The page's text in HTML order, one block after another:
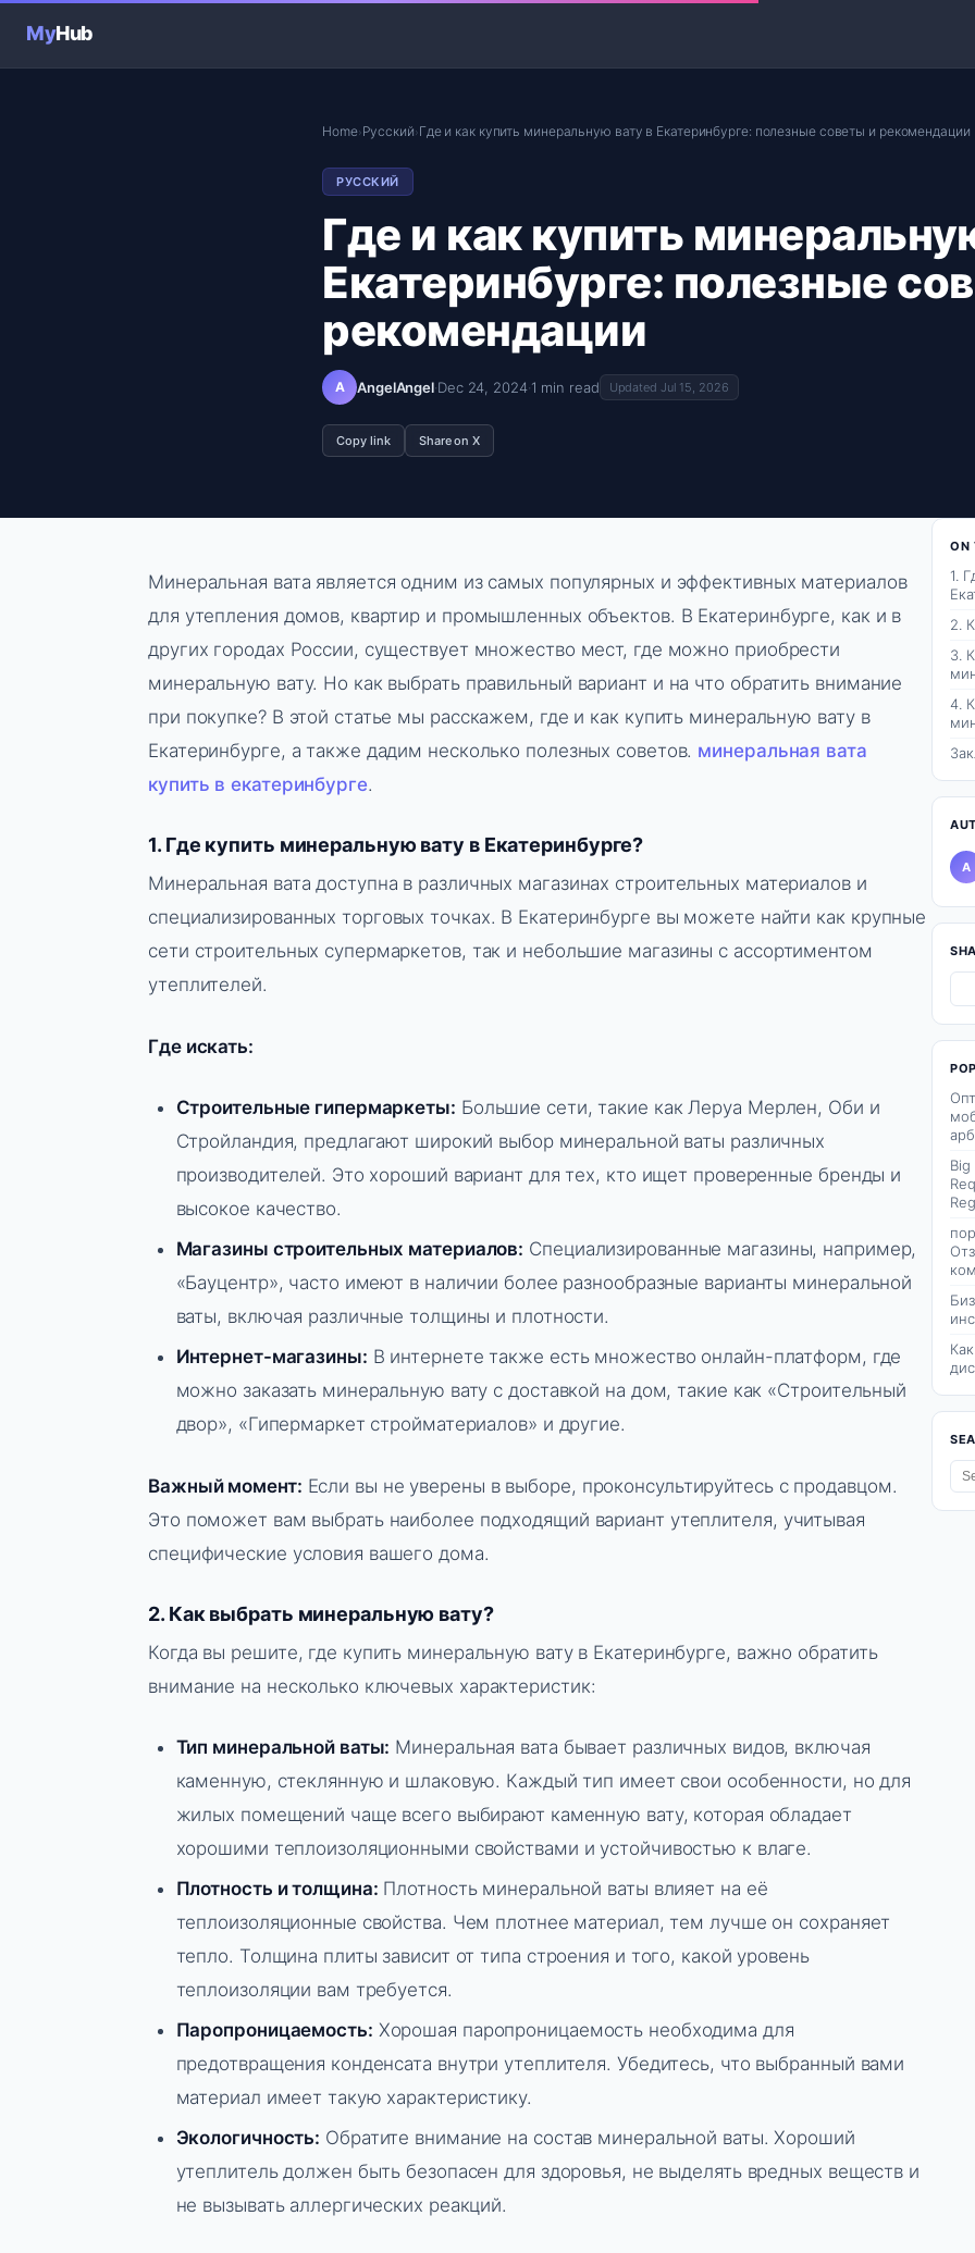
MyHub
Home›Русский›Где и как купить минеральную вату в Екатеринбурге: полезные советы и рекомендации
РУССКИЙ
Где и как купить
Екатеринбурге: полезные
рекомендации
A AngelAngel·Dec 24, 2024·1 min read Updated Jul 15, 2026
Copy link Share on X
Минеральная вата является одним из самых популярных и эффективных материалов
для утепления домов, квартир и промышленных объектов. В Екатеринбурге, как и в
других городах России, существует множество мест, где можно приобрести
минеральную вату. Но как выбрать правильный вариант и на что обратить внимание
при покупке? В этой статье мы расскажем, где и как купить минеральную вату в
Екатеринбурге, а также дадим несколько полезных советов. минеральная вата
купить в екатеринбурге.
1. Где купить минеральную вату в Екатеринбурге?
Минеральная вата доступна в различных магазинах строительных материалов и
специализированных торговых точках. В Екатеринбурге вы можете найти как крупные
сети строительных супермаркетов, так и небольшие магазины с ассортиментом
утеплителей.
Где искать:
Строительные гипермаркеты: Большие сети, такие как Леруа Мерлен, Оби и
Стройландия, предлагают широкий выбор минеральной ваты различных
производителей. Это хороший вариант для тех, кто ищет проверенные бренды и
высокое качество.
Магазины строительных материалов: Специализированные магазины, например,
«Бауцентр», часто имеют в наличии более разнообразные варианты минеральной
ваты, включая различные толщины и плотности.
Интернет-магазины: В интернете также есть множество онлайн-платформ, где
можно заказать минеральную вату с доставкой на дом, такие как «Строительный
двор», «Гипермаркет стройматериалов» и другие.
Важный момент: Если вы не уверены в выборе, проконсультируйтесь с продавцом.
Это поможет вам выбрать наиболее подходящий вариант утеплителя, учитывая
специфические условия вашего дома.
2. Как выбрать минеральную вату?
Когда вы решите, где купить минеральную вату в Екатеринбурге, важно обратить
внимание на несколько ключевых характеристик:
Тип минеральной ваты: Минеральная вата бывает различных видов, включая
каменную, стеклянную и шлаковую. Каждый тип имеет свои особенности, но для
жилых помещений чаще всего выбирают каменную вату, которая обладает
хорошими теплоизоляционными свойствами и устойчивостью к влаге.
Плотность и толщина: Плотность минеральной ваты влияет на её
теплоизоляционные свойства. Чем плотнее материал, тем лучше он сохраняет
тепло. Толщина плиты зависит от типа строения и того, какой уровень
теплоизоляции вам требуется.
Паропроницаемость: Хорошая паропроницаемость необходима для
предотвращения конденсата внутри утеплителя. Убедитесь, что выбранный вами
материал имеет такую характеристику.
Экологичность: Обратите внимание на состав минеральной ваты. Хороший
утеплитель должен быть безопасен для здоровья, не выделять вредных веществ и
не вызывать аллергических реакций.
ON
1.
2.
3.
4.
A
Big